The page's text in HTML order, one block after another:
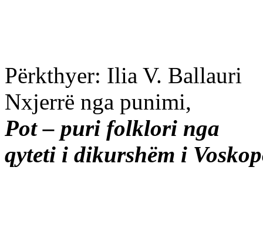
Përkthyer: Ilia V. Ballauri
Nxjerrë nga punimi,
Pot – puri folklori nga
qyteti i dikurshëm i